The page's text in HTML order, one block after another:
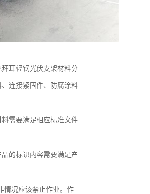
耳轻钢光伏支架材料分
连接紧固件、防腐涂料
需要满足相应标准文件
的标识内容需要满足产
情况应该禁止作业。作